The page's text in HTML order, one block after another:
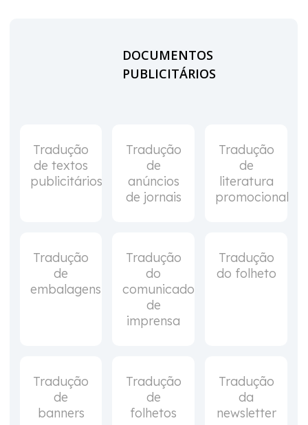
DOCUMENTOS
PUBLICITÁRIOS
Tradução
de textos
publicitários
Tradução
de
anúncios
de jornais
Tradução
de
literatura
promocional
Tradução
de
embalagens
Tradução
do
comunicado
de
imprensa
Tradução
do folheto
Tradução
de
banners
Tradução
de
folhetos
Tradução
da
newsletter